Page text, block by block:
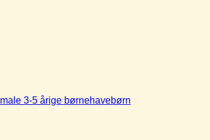
3-5 årige børnehavebørn